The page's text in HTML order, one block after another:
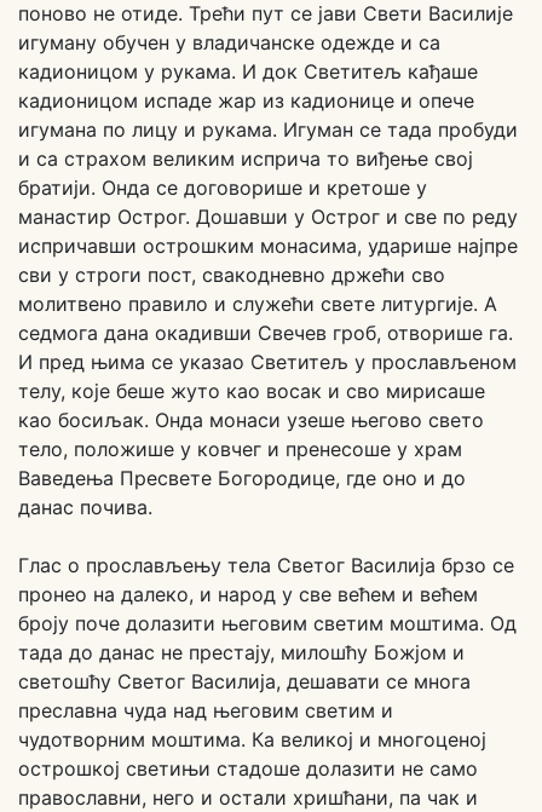
поново не отиде. Трећи пут се јави Свети Василије
игуману обучен у владичанске одежде и са
кадионицом у рукама. И док Светитељ кађаше
кадионицом испаде жар из кадионице и опече
игумана по лицу и рукама. Игуман се тада пробуди
и са страхом великим исприча то виђење свој
братији. Онда се договорише и кретоше у
манастир Острог. Дошавши у Острог и све по реду
испричавши острошким монасима, ударише најпре
сви у строги пост, свакодневно држећи сво
молитвено правило и служећи свете литургије. А
седмога дана окадивши Свечев гроб, отворише га.
И пред њима се указао Светитељ у прослављеном
телу, које беше жуто као восак и сво мирисаше
као босиљак. Онда монаси узеше његово свето
тело, положише у ковчег и пренесоше у храм
Ваведења Пресвете Богородице, где оно и до
данас почива.
Глас о прослављењу тела Светог Василија брзо се
пронео на далеко, и народ у све већем и већем
броју поче долазити његовим светим моштима. Од
тада до данас не престају, милошћу Божјом и
светошћу Светог Василија, дешавати се многа
преславна чуда над његовим светим и
чудотворним моштима. Ка великој и многоценој
острошкој светињи стадоше долазити не само
православни, него и остали хришћани, па чак и